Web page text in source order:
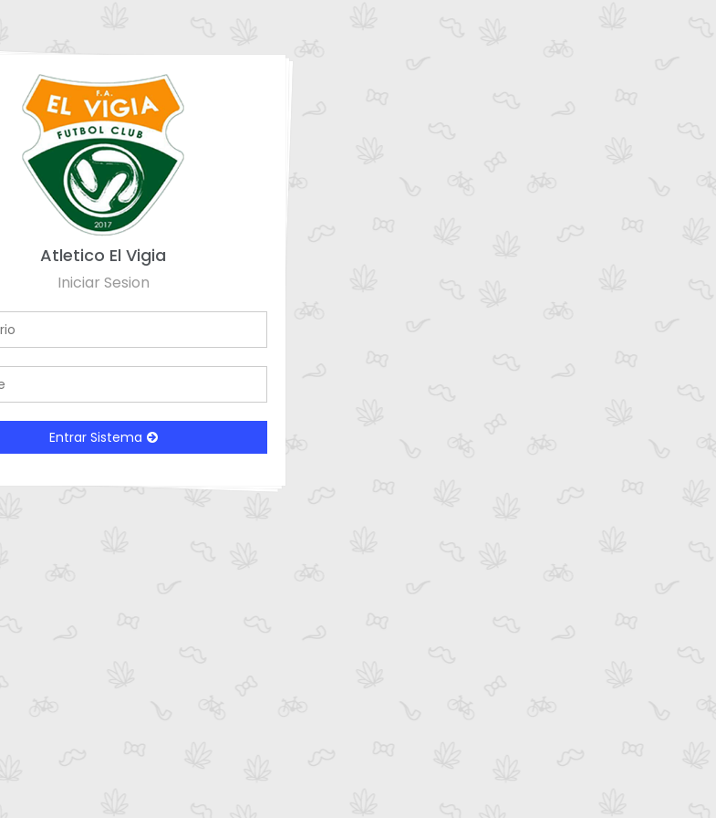
Atletico El Vigia
Iniciar Sesion
Entrar Sistema